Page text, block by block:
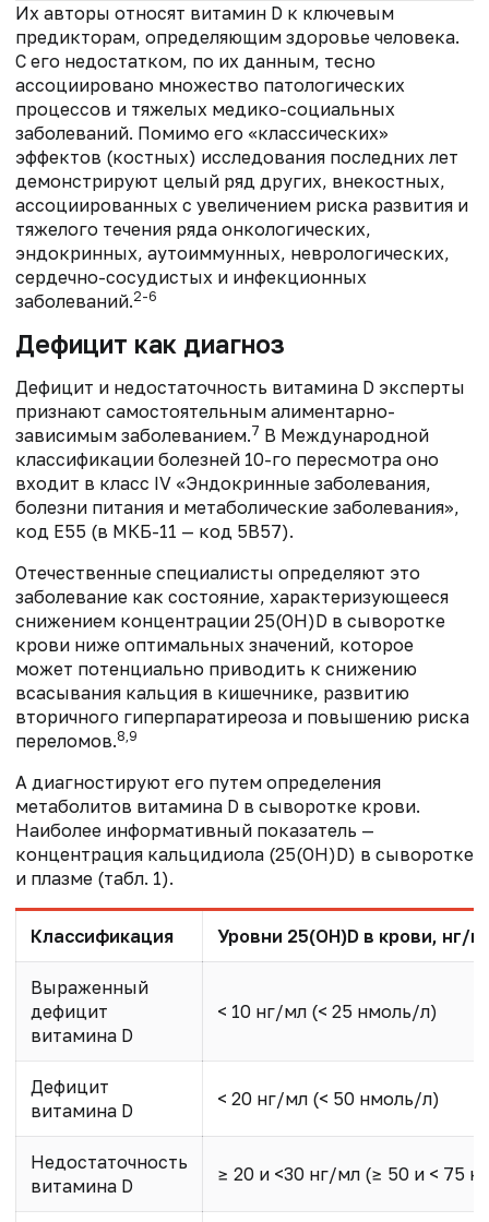
Их авторы относят витамин D к ключевым
предикторам, определяющим здоровье человека.
С его недостатком, по их данным, тесно
ассоциировано множество патологических
процессов и тяжелых медико-социальных
заболеваний. Помимо его «классических»
эффектов (костных) исследования последних лет
демонстрируют целый ряд других, внекостных,
ассоциированных с увеличением риска развития и
тяжелого течения ряда онкологических,
эндокринных, аутоиммунных, неврологических,
сердечно-сосудистых и инфекционных
заболеваний.2-6
Дефицит как диагноз
Дефицит и недостаточность витамина D эксперты
признают самостоятельным алиментарно-
зависимым заболеванием.7 В Международной
классификации болезней 10-го пересмотра оно
входит в класс IV «Эндокринные заболевания,
болезни питания и метаболические заболевания»,
код Е55 (в МКБ-11 — код 5В57).
Отечественные специалисты определяют это
заболевание как состояние, характеризующееся
снижением концентрации 25(ОН)D в сыворотке
крови ниже оптимальных значений, которое
может потенциально приводить к снижению
всасывания кальция в кишечнике, развитию
вторичного гиперпаратиреоза и повышению риска
переломов.8,9
А диагностируют его путем определения
метаболитов витамина D в сыворотке крови.
Наиболее информативный показатель —
концентрация кальцидиола (25(ОН)D) в сыворотке
и плазме (табл. 1).
Классификация Уровни 25(OH)D в крови, нг/
Выраженный
дефицит
витамина D
< 10 нг/мл (< 25 нмоль/л)
Дефицит
витамина D
< 20 нг/мл (< 50 нмоль/л)
Недостаточность
витамина D
≥ 20 и <30 нг/мл (≥ 50 и < 75